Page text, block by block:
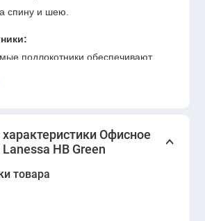
спину и шею.
подлокотники обеспечивают
качания с
фиксации, а также регулировкой
индивидуального комфорта.
Офисное
Lanessa HB Green
товара